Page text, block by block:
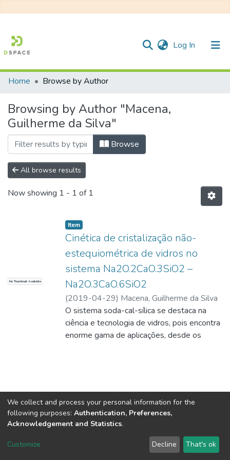
Log In (current)
Communities & Collections
All of DSpace
Home Browse by Author
Browsing by Author "Macena,
Guilherme da Silva"
Browse
All browse results
Now showing 1 - 1 of 1
No Thumbnail Available
Item
Cinética de cristalização não-
estequiométrica de vidros no
sistema Na2O.2CaO.3SiO2 –
Na2O.3CaO.6SiO2
(2019-04-29) Macena, Guilherme da Silva
O sistema soda-cal-sílica se destaca na
ciência e tecnologia de vidros, pois encontra
enorme gama de aplicações, desde os
conhecida em diversas regiões de
composições nesse sistema clássico,
dentre elas a do binário combeíta-devitrita
(Na2O.2CaO.3SiO2 – Na2O.3CaO.6SiO2).
Neste trabalho, a cinética de cristalização de
DSpace software copyright © 2002-2026 LYRASIS
Send Feedback
We collect and process your personal information for the
following purposes: Authentication, Preferences,
Acknowledgement and Statistics.
Customize Decline That's ok